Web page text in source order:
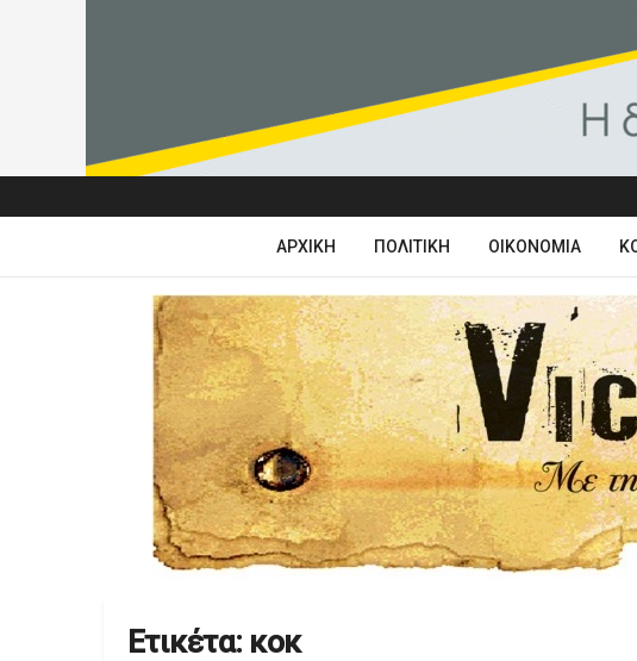
ΑΡΧΙΚΉ ΠΟΛΙΤΙΚΉ ΟΙΚΟΝΟΜΊΑ
Ετικέτα: κοκ